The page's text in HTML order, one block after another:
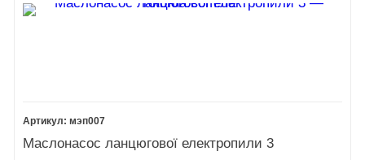
мэп007
Маслонасос ланцюгової електропили 3